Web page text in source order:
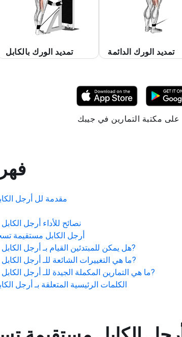
تمديد الورك بالكابل تمديد الورك الدائمة
مقدمة لل أرجل
نصائح للأداء أرجل
أرجل الكابل مستقيمة
هل يمكن للمبتدئين القيام بـ أرجل
?
ما هي التغييرات الشائعة للـ أرجل
?
ما هي التمارين المكملة الجيدة للـ أرجل
?
الكلمات الرئيسية المتعلقة بـ أرجل